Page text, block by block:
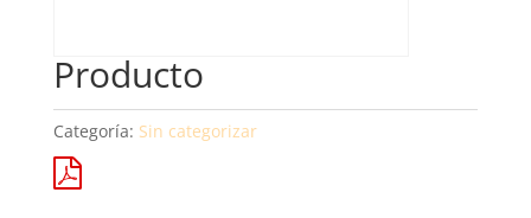
Producto
Categoría: Sin categorizar